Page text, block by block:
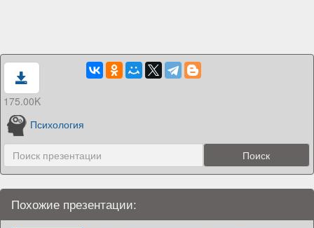
175.00K
Психология
Похожие презентации: